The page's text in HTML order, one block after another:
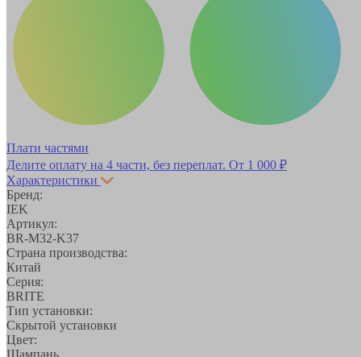
Плати частями
Делите оплату на 4 части, без переплат. От 1 000 ₽
Характеристики
Бренд:
IEK
Артикул:
BR-M32-K37
Страна производства:
Китай
Серия:
BRITE
Тип установки:
Скрытой установки
Цвет:
Шампань